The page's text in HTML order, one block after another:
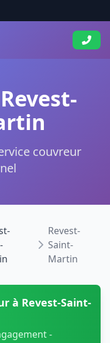
couvreur
Revest-
Saint-
Martin
à Revest-Saint-
-